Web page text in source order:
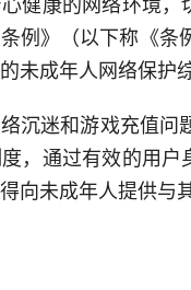
例》（以下称《
未成年人网络保护
沉迷和游戏充值
，通过有效的用户
向未成年人提供与